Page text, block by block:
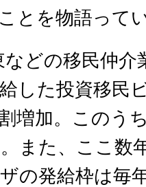
とを物語って
どの移民仲介
した投資移民
増加。このう
また、ここ数
の発給枠は毎